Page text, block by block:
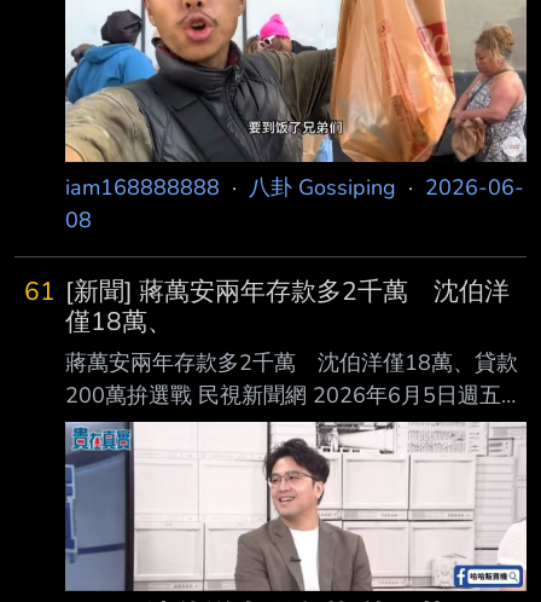
相關說法不僅誤解現況，若 貿然開發甚至可能
破壞自然生態。一名資深山友看不下去，跳出來
怒噴北市府的所作所為 ，立刻引發關注；沈伯
洋本尊也親自留言回應，直呼自己只是提出交通
接駁調整，卻被官 方扭曲成「要破壞山林」，
讓他相當傻眼。 「大台北天際線」掀論戰
iam168888888 · 八卦 Gossiping · 2026-06-
08
61 [新聞] 蔣萬安兩年存款多2千萬 沈伯洋
僅18萬、
蔣萬安兩年存款多2千萬 沈伯洋僅18萬、貸款
200萬拚選戰 民視新聞網 2026年6月5日週五
下午7:21 政治中心／陳堯棋 林大帷 台北報導 台
北市長蔣萬安的財產申報引發關注，原本1700
萬債務消失盧，甚至存款增加近2千萬。 今天
（5日）蔣萬安回應，存款增加是前幾年的選舉
補助款。至對比民進黨對手沈伯洋， 最新財產
申報，存款部分只有18萬元，兩人財富差距，天